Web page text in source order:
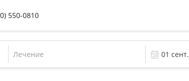
550-0810
Лечение